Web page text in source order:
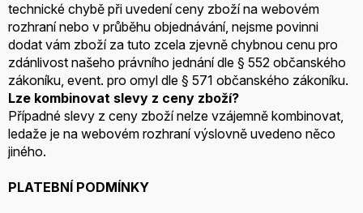
technické chybě při uvedení ceny zboží na webovém
rozhraní nebo v průběhu objednávání, nejsme povinni
dodat vám zboží za tuto zcela zjevně chybnou cenu pro
zdánlivost našeho právního jednání dle § 552 občanského
zákoníku, event. pro omyl dle § 571 občanského zákoníku.
Lze kombinovat slevy z ceny zboží?
Případné slevy z ceny zboží nelze vzájemně kombinovat,
ledaže je na webovém rozhraní výslovně uvedeno něco
jiného.
PLATEBNÍ PODMÍNKY